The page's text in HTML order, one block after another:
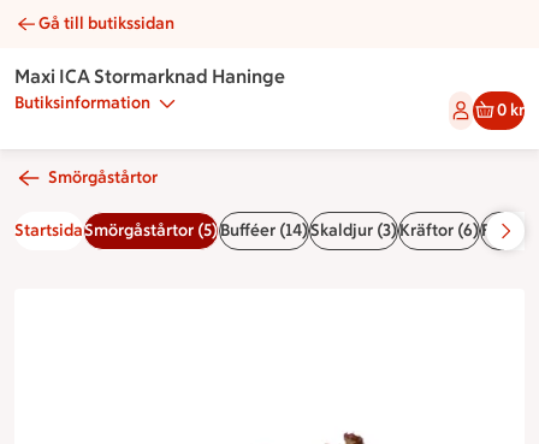
Smörgåstårta ost & skinka | Catering Maxi ICA Stormarknad
Gå till butikssidan
Maxi ICA Stormarknad Haninge
Butiksinformation 0 kr
Smörgåstårtor
StartsidaSmörgåstårtor (5)Bufféer (14)Skaldjur (3)Kräftor (6)